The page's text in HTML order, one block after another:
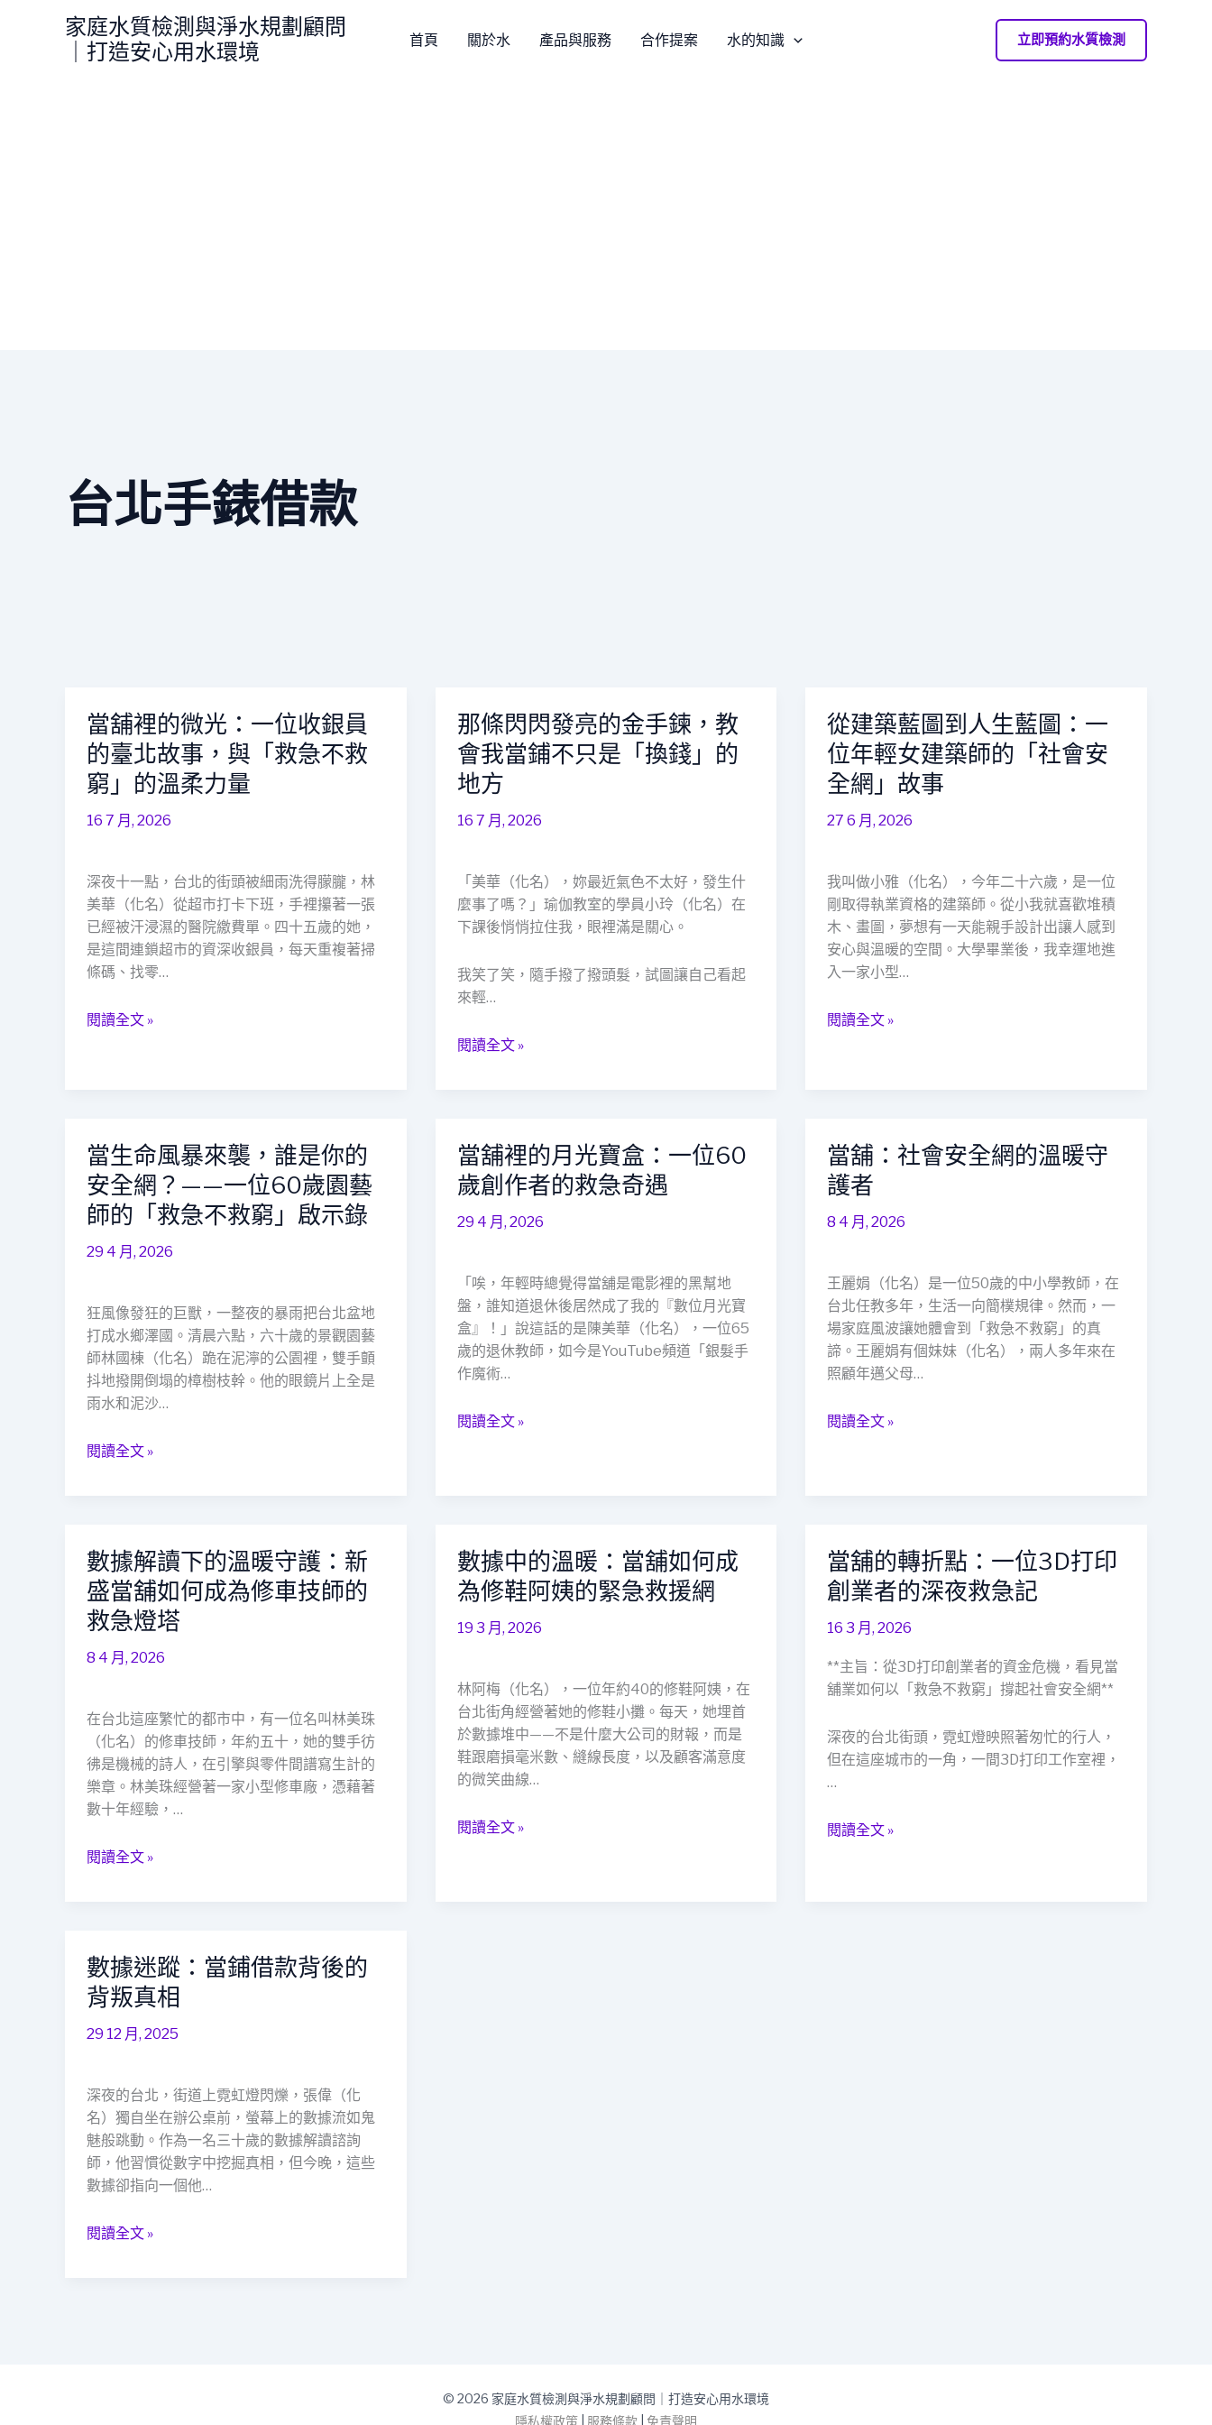
家庭水質檢測與淨水規劃顧問
｜打造安心用水環境
首頁 關於水 產品與服務 合作提案 水的知識 立即預約水質檢測
台北手錶借款
當舖裡的微光：一位收銀員
的臺北故事，與「救急不救
窮」的溫柔力量
16 7 月, 2026
深夜十一點，台北的街頭被細雨洗得朦朧，林
美華（化名）從超市打卡下班，手裡攥著一張
已經被汗浸濕的醫院繳費單。四十五歲的她，
是這間連鎖超市的資深收銀員，每天重複著掃
條碼、找零…
當
舖
裡
的
位
收
銀
員
的
北
不
救
窮」
的
柔
量
閱讀全文 »
那條閃閃發亮的金手鍊，教
會我當鋪不只是「換錢」的
地方
16 7 月, 2026
「美華（化名），妳最近氣色不太好，發生什
麼事了嗎？」瑜伽教室的學員小玲（化名）在
下課後悄悄拉住我，眼裡滿是關心。
我笑了笑，隨手撥了撥頭髮，試圖讓自己看起
來輕…
那
條
閃
閃
金
手
鍊，
會
我
鋪
不
錢」
的
地
方
閱讀全文 »
從建築藍圖到人生藍圖：一
位年輕女建築師的「社會安
全網」故事
27 6 月, 2026
我叫做小雅（化名），今年二十六歲，是一位
剛取得執業資格的建築師。從小我就喜歡堆積
木、畫圖，夢想有一天能親手設計出讓人感到
安心與溫暖的空間。大學畢業後，我幸運地進
入一家小型…
從
建
築
藍
生
藍
圖：
一
位
輕
「社
會
安
全
事
閱讀全文 »
當生命風暴來襲，誰是你的
安全網？——一位60歲園藝
師的「救急不救窮」啟示錄
29 4 月, 2026
狂風像發狂的巨獸，一整夜的暴雨把台北盆地
打成水鄉澤國。清晨六點，六十歲的景觀園藝
師林國棟（化名）跪在泥濘的公園裡，雙手顫
抖地撥開倒塌的樟樹枝幹。他的眼鏡片上全是
雨水和泥沙…
當
生
命
風
誰
是
你
的
安
網？
歲
園
藝
師
「救
不
救
窮」
啟
示
閱讀全文 »
當舖裡的月光寶盒：一位60
歲創作者的救急奇遇
29 4 月, 2026
「唉，年輕時總覺得當舖是電影裡的黑幫地
盤，誰知道退休後居然成了我的『數位月光寶
盒』！」說這話的是陳美華（化名），一位65
歲的退休教師，如今是YouTube頻道「銀髮手
作魔術…
當
舖
裡
的
寶
盒：
一
位
60
創
奇
遇
閱讀全文 »
當舖：社會安全網的溫暖守
護者
8 4 月, 2026
王麗娟（化名）是一位50歲的中小學教師，在
台北任教多年，生活一向簡樸規律。然而，一
場家庭風波讓她體會到「救急不救窮」的真
諦。王麗娟有個妹妹（化名），兩人多年來在
照顧年邁父母…
當
舖：
社
會
網
的
溫
暖
守
者
閱讀全文 »
數據解讀下的溫暖守護：新
盛當舖如何成為修車技師的
救急燈塔
8 4 月, 2026
在台北這座繁忙的都市中，有一位名叫林美珠
（化名）的修車技師，年約五十，她的雙手彷
彿是機械的詩人，在引擎與零件間譜寫生計的
樂章。林美珠經營著一家小型修車廠，憑藉著
數十年經驗，…
數
據
解
讀
暖
守
護：
新
盛
舖
修
車
技
師
急
燈
塔
閱讀全文 »
數據中的溫暖：當舖如何成
為修鞋阿姨的緊急救援網
19 3 月, 2026
林阿梅（化名），一位年約40的修鞋阿姨，在
台北街角經營著她的修鞋小攤。每天，她埋首
於數據堆中——不是什麼大公司的財報，而是
鞋跟磨損毫米數、縫線長度，以及顧客滿意度
的微笑曲線…
數
據
中
的
當
舖
如
何
成
修
閱讀全文 »
當舖的轉折點：一位3D打印
創業者的深夜救急記
16 3 月, 2026
**主旨：從3D打印創業者的資金危機，看見當
舖業如何以「救急不救窮」撐起社會安全網**
深夜的台北街頭，霓虹燈映照著匆忙的行人，
但在這座城市的一角，一間3D打印工作室裡，
…
當
舖
的
轉
點：
一
3D
打
印
業
閱讀全文 »
數據迷蹤：當鋪借款背後的
背叛真相
29 12 月, 2025
深夜的台北，街道上霓虹燈閃爍，張偉（化
名）獨自坐在辦公桌前，螢幕上的數據流如鬼
魅般跳動。作為一名三十歲的數據解讀諮詢
師，他習慣從數字中挖掘真相，但今晚，這些
數據卻指向一個他…
數
據
迷
蹤：
借
款
背
後
的
叛
閱讀全文 »
© 2026 家庭水質檢測與淨水規劃顧問｜打造安心用水環境
隱私權政策
服務條款 免責聲明